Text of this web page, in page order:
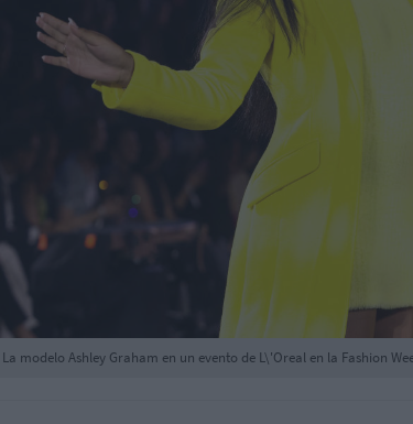
La modelo Ashley Graham en un evento de L\'Oreal en la Fashion